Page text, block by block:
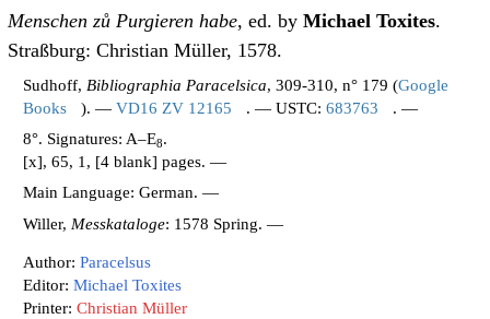
Menschen zů Purgieren habe, ed. by Michael Toxites.
Straßburg: Christian Müller, 1578.
Sudhoff, Bibliographia Paracelsica, 309-310, n° 179 (Google
Books
). —VD16 ZV 12165 . — USTC:683763
. —
8°. Signatures: A–E8.
[x], 65, 1, [4 blank] pages. —
Main Language: German. —
Willer, Messkataloge: 1578 Spring. —
Author:Paracelsus
Editor:Michael Toxites
Printer:Christian Müller